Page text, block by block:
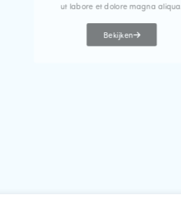
ut labore et dolore magna aliqua.
Bekijken